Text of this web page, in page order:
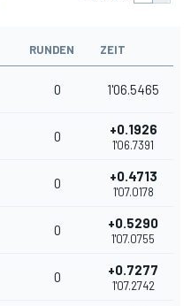
RUNDEN ZEIT
0 1'06.5465
0 +0.1926
1'06.7391
0 +0.4713
1'07.0178
0 +0.5290
1'07.0755
0 +0.7277
1'07.2742